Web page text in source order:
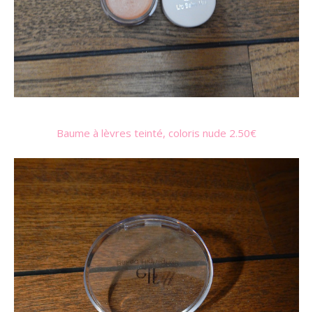
Baume à lèvres teinté, coloris nude 2.50€